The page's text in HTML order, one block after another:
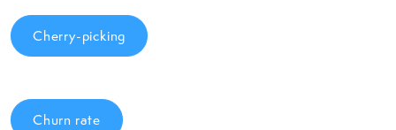
Cherry-picking
Churn rate